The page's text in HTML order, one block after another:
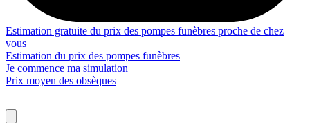
Estimation gratuite du prix des pompes funèbres proche de chez
vous
Estimation du prix des pompes funèbres
Je commence ma simulation
Prix moyen des obsèques